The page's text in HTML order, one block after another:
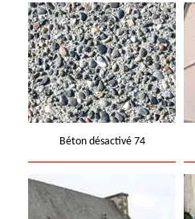
Béton désactivé 74